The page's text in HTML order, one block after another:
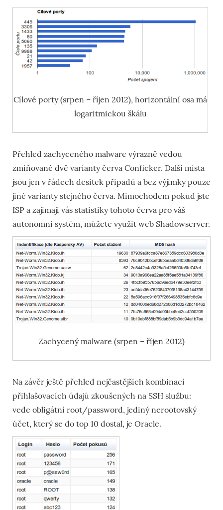
Cílové porty (srpen – říjen 2012), horizontální osa má
logaritmickou škálu
Přehled zachyceného malware výrazně vedou
zmiňované dvě varianty červa Conficker. Další místa
jsou jen v řádech desítek případů a bez výjimky pouze
jiné varianty stejného červa. Mimochodem pokud jste
ISP a zajímají vás statistiky tohoto červa pro váš
autonomní systém, můžete využít web Shadowserver.
Zachycený malware (srpen – říjen 2012)
Na závěr ještě přehled nejčastějších kombinací
přihlašovacích údajů zkoušených na SSH službu:
vede obligátní root/password, jediný nerootovský
účet, který se do top 10 dostal, je Oracle.